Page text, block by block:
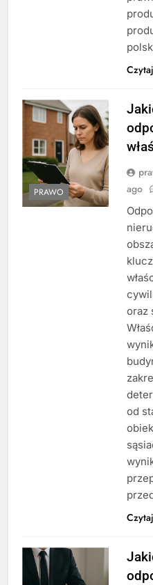
PRAWO
ago
oraz
od